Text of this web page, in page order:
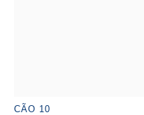
CÃO 10